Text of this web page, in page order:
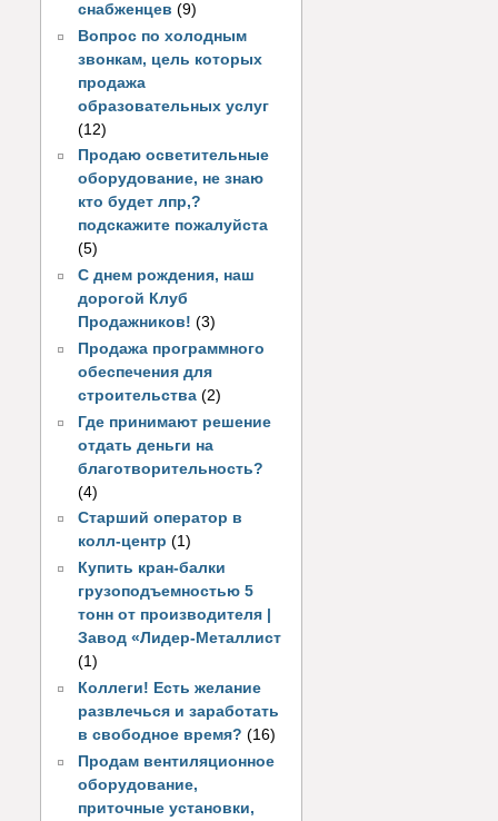
снабженцев (9)
Вопрос по холодным
звонкам, цель которых
продажа
образовательных услуг
(12)
Продаю осветительные
оборудование, не знаю
кто будет лпр,?
подскажите пожалуйста
(5)
С днем рождения, наш
дорогой Клуб
Продажников! (3)
Продажа программного
обеспечения для
строительства (2)
Где принимают решение
отдать деньги на
благотворительность?
(4)
Старший оператор в
колл-центр (1)
Купить кран-балки
грузоподъемностью 5
тонн от производителя |
Завод «Лидер-Металлист
(1)
Коллеги! Есть желание
развлечься и заработать
в свободное время? (16)
Продам вентиляционное
оборудование,
приточные установки,